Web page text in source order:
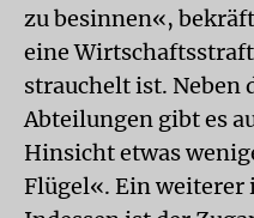
zu besinnen«,
eine
strauchelt ist. Neben
Abteilungen gibt es
Hinsicht etwas
Flügel«. Ein weiterer